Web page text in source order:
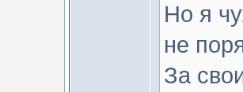
Но я
не
За